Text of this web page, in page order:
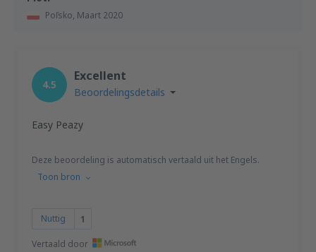
Poľsko, Maart 2020
4.5
Excellent
Beoordelingsdetails
Easy Peazy
Deze beoordeling is automatisch vertaald uit het Engels.
Toon bron
Nuttig 1
Vertaald door